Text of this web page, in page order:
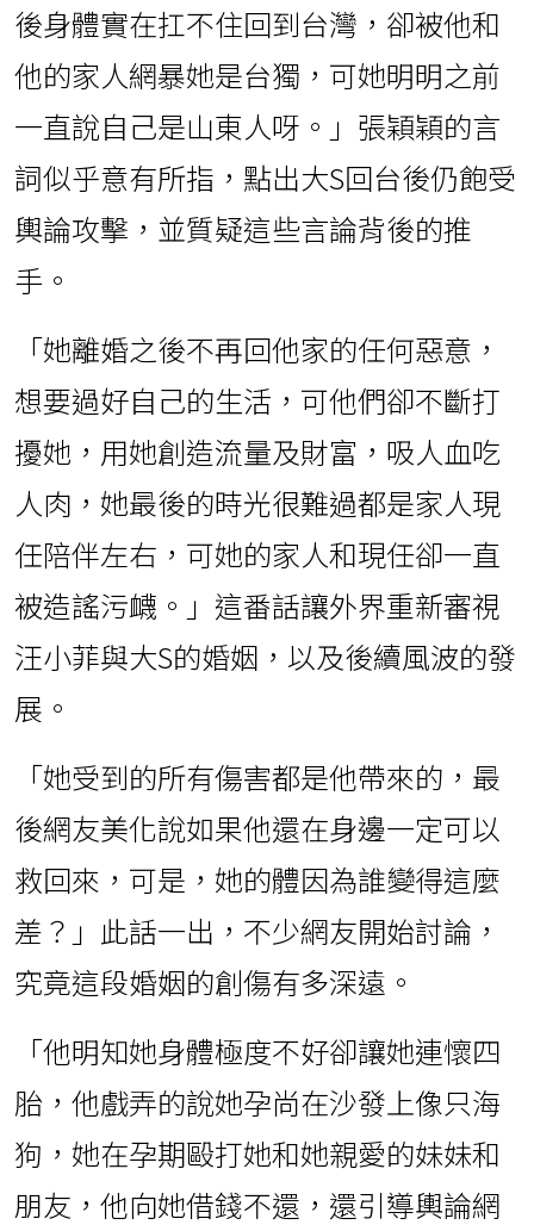
後身體實在扛不住回到台灣，卻被他和
他的家人網暴她是台獨，可她明明之前
一直說自己是山東人呀。」張穎穎的言
詞似乎意有所指，點出大S回台後仍飽受
輿論攻擊，並質疑這些言論背後的推
手。
「她離婚之後不再回他家的任何惡意，
想要過好自己的生活，可他們卻不斷打
擾她，用她創造流量及財富，吸人血吃
人肉，她最後的時光很難過都是家人現
任陪伴左右，可她的家人和現任卻一直
被造謠污衊。」這番話讓外界重新審視
汪小菲與大S的婚姻，以及後續風波的發
展。
「她受到的所有傷害都是他帶來的，最
後網友美化說如果他還在身邊一定可以
救回來，可是，她的體因為誰變得這麼
差？」此話一出，不少網友開始討論，
究竟這段婚姻的創傷有多深遠。
「他明知她身體極度不好卻讓她連懷四
胎，他戲弄的說她孕尚在沙發上像只海
狗，她在孕期毆打她和她親愛的妹妹和
朋友，他向她借錢不還，還引導輿論網